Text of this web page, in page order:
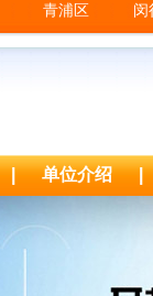
青浦区 闵
| 单位介绍 |